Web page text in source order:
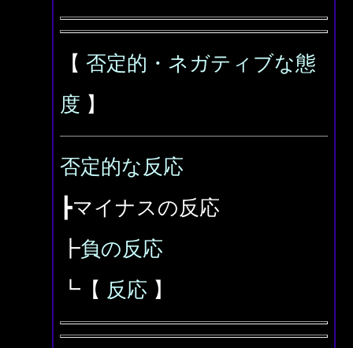
【 否定的・ネガティブな態
度 】
否定的な反応
┣マイナスの反応
┣負の反応
┗【 反応 】